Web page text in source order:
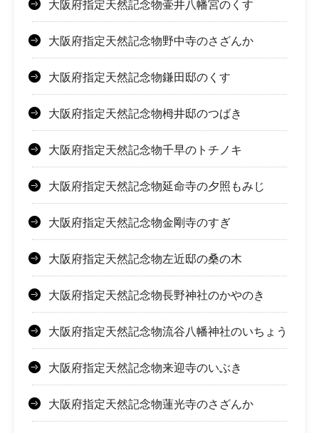
大阪府指定天然記念物壷井八幡宮のくす
大阪府指定天然記念物野中寺のさざんか
大阪府指定天然記念物鎌田邸のくす
大阪府指定天然記念物栂井邸のつばき
大阪府指定天然記念物千早のトチノキ
大阪府指定天然記念物延命寺の夕照もみじ
大阪府指定天然記念物金剛寺のすぎ
大阪府指定天然記念物左近邸の桑の木
大阪府指定天然記念物長野神社のかやのき
大阪府指定天然記念物流谷八幡神社のいちょう
大阪府指定天然記念物来迎寺のいぶき
大阪府指定天然記念物蓮光寺のさざんか